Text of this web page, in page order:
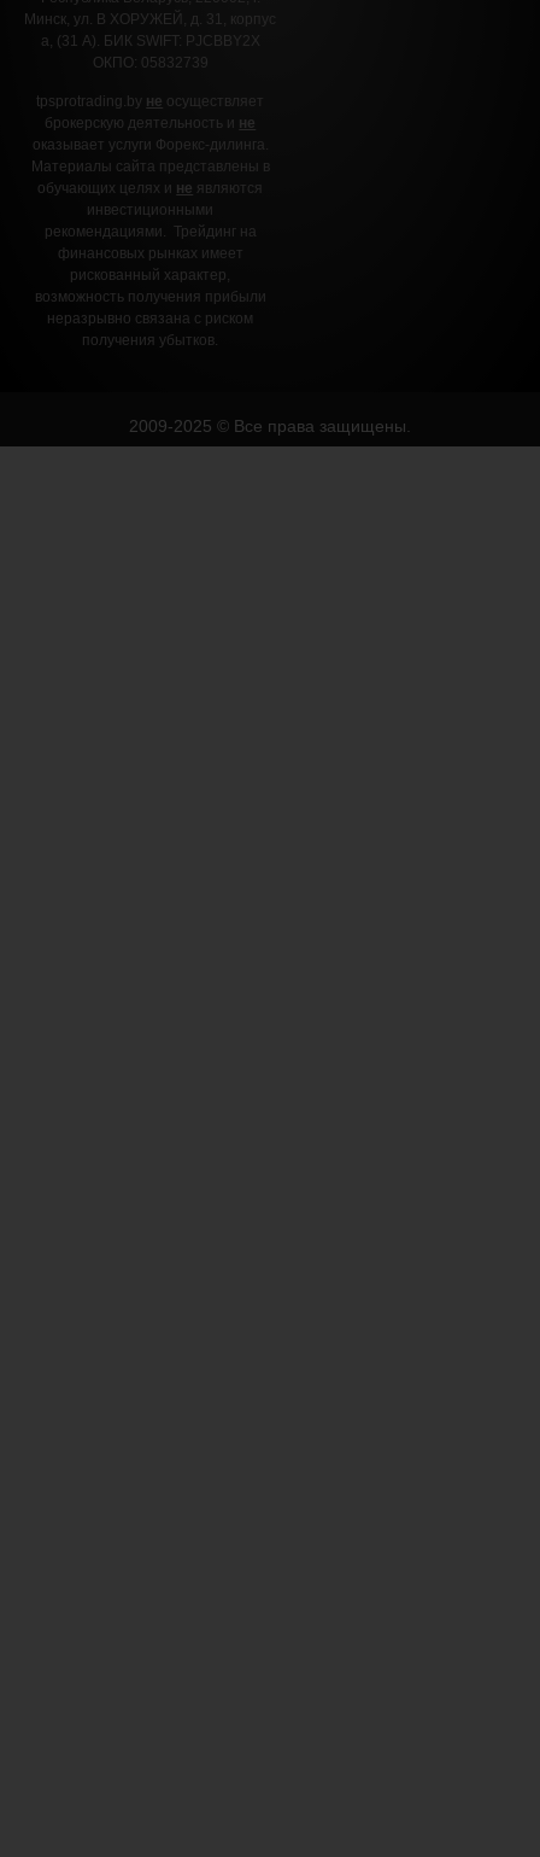
Минск, ул. В ХОРУЖЕЙ, д. 31, корпус
а, (31 А). БИК SWIFT: PJCBBY2X
ОКПО: 05832739
tpsprotrading.by не осуществляет
брокерскую деятельность и не
оказывает услуги Форекс-дилинга.
Материалы сайта представлены в
обучающих целях и не являются
инвестиционными
рекомендациями. Трейдинг на
финансовых рынках имеет
рискованный характер,
возможность получения прибыли
неразрывно связана с риском
получения убытков.
2009-2025 © Все права защищены.